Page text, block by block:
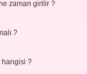
zaman girilir ?
?
hangisi ?